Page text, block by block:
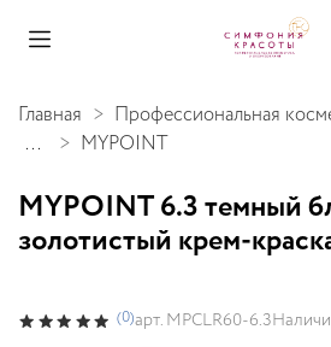
Главная
Профессиональная
...
MYPOINT
MYPOINT 6.3 темный
золотистый крем-
(0)арт.MPCLR60-6.3